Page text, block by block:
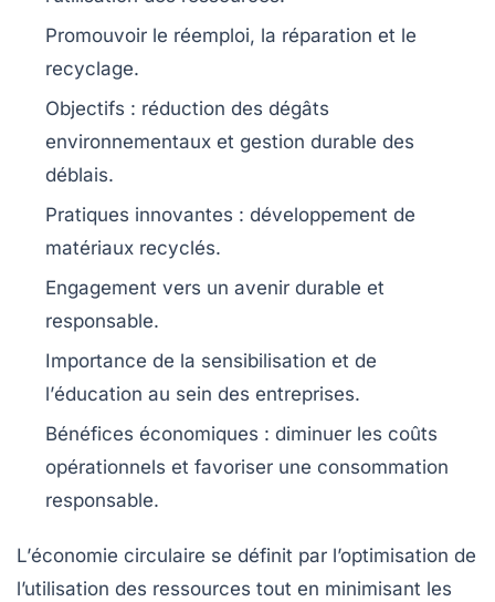
Promouvoir le réemploi, la réparation et le
recyclage.
Objectifs : réduction des dégâts
environnementaux et gestion durable des
déblais.
Pratiques innovantes : développement de
matériaux recyclés.
Engagement vers un avenir durable et
responsable.
Importance de la sensibilisation et de
l’éducation au sein des entreprises.
Bénéfices économiques : diminuer les coûts
opérationnels et favoriser une consommation
responsable.
L’économie circulaire se définit par l’optimisation de
l’utilisation des ressources tout en minimisant les